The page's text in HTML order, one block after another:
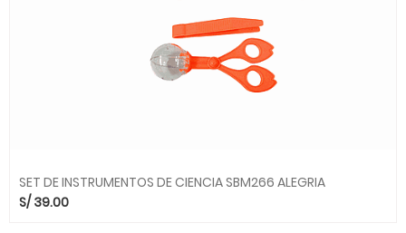
SET DE INSTRUMENTOS DE CIENCIA SBM266 ALEGRIA
S/ 39.00